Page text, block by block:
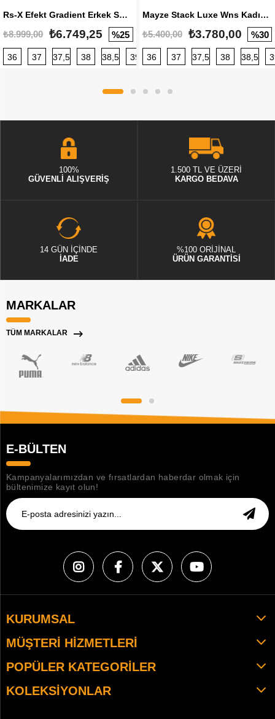
Rs-X Efekt Gradient Erkek Sneaker
₺8.999,00 ₺6.749,25 %25
36 37 37,5 38 38,5 39 40 40,5 41 42 42,5
Mayze Stack Luxe Wns Kadın Sneaker
₺5.400,00 ₺3.780,00 %30
36 37 37,5 38 38,5
100%
GÜVENLİ ALIŞVERİŞ
1.500 TL VE ÜZERİ
KARGO BEDAVA
14 GÜN İÇİNDE
İADE
%100 ORİJİNAL
ÜRÜN GARANTİSİ
MARKALAR
TÜM MARKALAR
E-BÜLTEN
Kampanyalarımızdan ve fırsatlardan haberdar olmak için
bültenimize kayıt olun!
KURUMSAL
MÜŞTERI HIZMETLERI
POPÜLER KATEGORILER
KOLEKSIYONLAR